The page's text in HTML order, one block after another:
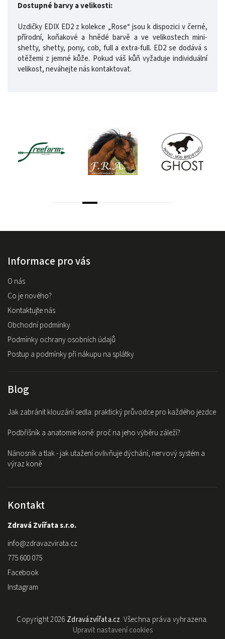
Dostupné barvy a velikosti:
Uzdičky EDIX ED2 z kolekce „Rose“ jsou k dispozici v černé,
přírodní, koňakové a hnědé barvě a ve velikostech mini-
shetty, shetty, pony, cob, full a extra-full. ED2 se dodává s
otěžemi z jemné kůže. Pokud váš kůň vyžaduje individuální
velikost, neváhejte nás kontaktovat.
Informace pro vás
O nás
Co je nového?
Kontaktujte nás
Obchodní podmínky
Podmínky ochrany osobních údajů
Postup a podmínky při nákupu na splátky
Blog
Jak zabránit klouzání sedla: praktický průvodce pro každého jezdce
Podbřišník a anatomie koně: proč na jeho výběru záleží?
Nánosník a tlak - jak utažení ovlivňuje dýchání, nervový systém a
výraz koně
Kontakt
Zdravá Zvířata s.r.o.
info@zdravazvirata.cz
775 600 075
Facebook
Instagram
Copyright 2026 Zdravázvířata.cz. Všechna práva vyhrazena.
Upravit nastavení cookies